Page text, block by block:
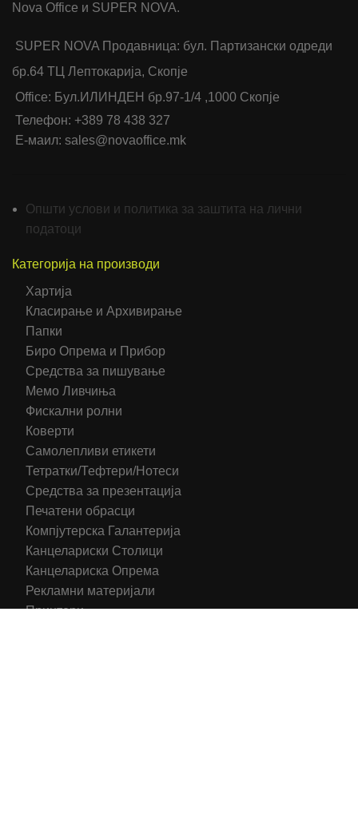
Nova Office и SUPER NOVA.
SUPER NOVA Продавница: бул. Партизански одреди
бр.64 ТЦ Лептокарија, Скопје
Office: Бул.ИЛИНДЕН бр.97-1/4 ,1000 Скопје
Телефон: +389 78 438 327
Е-маил: sales@novaoffice.mk
Општи услови и политика за заштита на лични
податоци
Категорија на производи
Хартија
Класирање и Архивирање
Папки
Биро Опрема и Прибор
Средства за пишување
Мемо Ливчиња
Фискални ролни
Коверти
Самолепливи етикети
Тетратки/Тефтери/Нотеси
Средства за презентација
Печатени обрасци
Компјутерска Галантерија
Канцелариски Столици
Канцелариска Опрема
Рекламни материјали
Принтери